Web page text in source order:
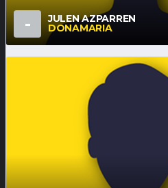
- JULEN AZPARREN
DONAMARIA